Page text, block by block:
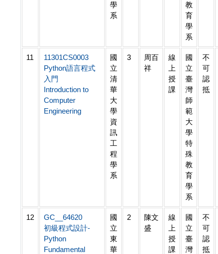
學
系
教
育
學
系
11
11301CS0003
Python語言程式
入門
Introduction to
Computer
Engineering
國
立
清
華
大
學
資
訊
工
程
學
系
3
周百
祥
線
上
授
課
國
立
臺
灣
師
範
大
學
特
殊
教
育
學
系
不
可
認
抵
12
GC__64620
初級程式設計-
Python
Fundamental
國
立
東
華
2
陳文
盛
線
上
授
課
國
立
臺
灣
不
可
認
抵